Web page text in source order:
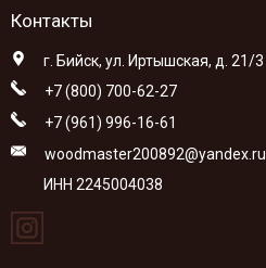
Контакты
г. Бийск, ул. Иртышская, д. 21/3
+7 (800) 700-62-27
+7 (961) 996-16-61
woodmaster200892@yandex.ru
ИНН 2245004038